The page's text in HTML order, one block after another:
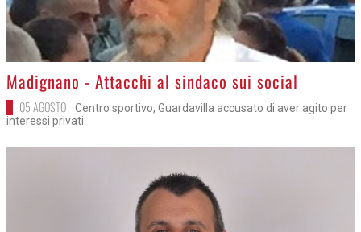
>Madignano - Attacchi al sindaco sui social
05 AGOSTO
Centro sportivo, Guardavilla accusato di aver agito per
interessi privati